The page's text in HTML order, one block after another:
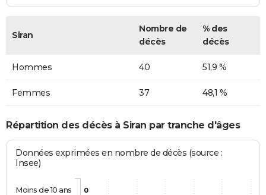
Siran
Nombre de
décès
% des
décès
Hommes 40 51,9 %
Femmes 37 48,1 %
Répartition des décès à Siran par tranche d'âges
Données exprimées en nombre de décès (source :
Insee)
0
Moins de 10 ans